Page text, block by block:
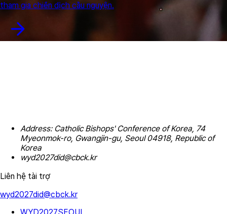
tham gia chiến dịch cầu nguyện.
Address: Catholic Bishops' Conference of Korea, 74
Myeonmok-ro, Gwangjin-gu, Seoul 04918, Republic of
Korea
wyd2027did@cbck.kr
Liên hệ tài trợ
wyd2027did@cbck.kr